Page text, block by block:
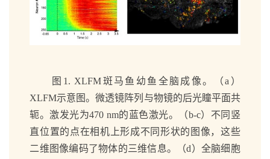
图1. XLFM斑马鱼幼鱼全脑成像。（a）
XLFM示意图。微透镜阵列与物镜的后光瞳平面共
轭。激发光为470 nm的蓝色激光。（b-c）不同竖
直位置的点在相机上形成不同形状的图像，这些
二维图像编码了物体的三维信息。（d）全脑细胞